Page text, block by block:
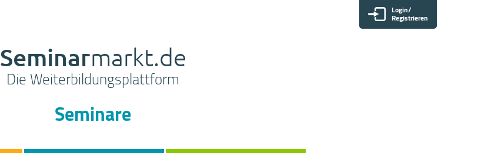
Login/
Registrieren
Seminarmarkt.de
Die Weiterbildungsplattform
Seminare